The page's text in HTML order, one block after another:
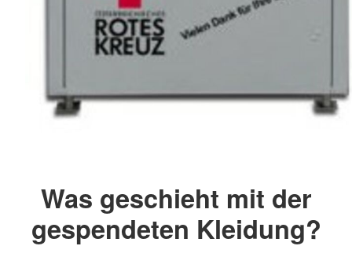
Was geschieht mit der
gespendeten Kleidung?